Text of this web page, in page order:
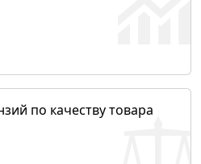
по качеству товара